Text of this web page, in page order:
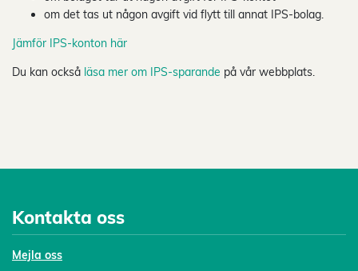
om det tas ut någon avgift vid flytt till annat IPS-bolag.
Jämför IPS-konton här
Du kan också läsa mer om IPS-sparande på vår webbplats.
Kontakta oss
Mejla oss